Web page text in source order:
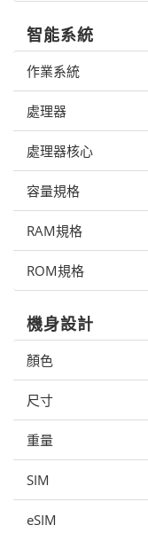
智能系統
作業系統
處理器
處理器核心
容量規格
RAM規格
ROM規格
機身設計
顏色
尺寸
重量
SIM
eSIM